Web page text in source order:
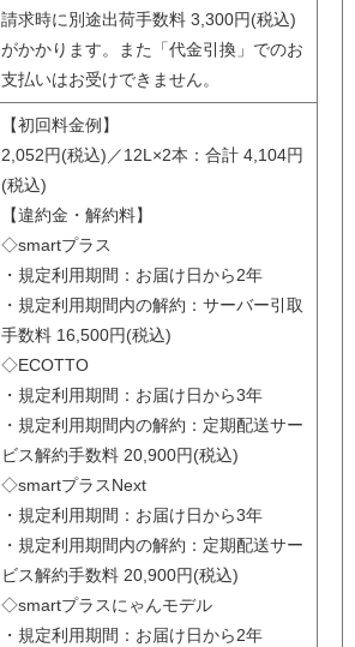
請求時に別途出荷手数料 3,300円(税込)
がかかります。また「代金引換」でのお
支払いはお受けできません。
【初回料金例】
2,052円(税込)／12L×2本：合計 4,104円
(税込)
【違約金・解約料】
◇smartプラス
・規定利用期間：お届け日から2年
・規定利用期間内の解約：サーバー引取
手数料 16,500円(税込)
◇ECOTTO
・規定利用期間：お届け日から3年
・規定利用期間内の解約：定期配送サー
ビス解約手数料 20,900円(税込)
◇smartプラスNext
・規定利用期間：お届け日から3年
・規定利用期間内の解約：定期配送サー
ビス解約手数料 20,900円(税込)
◇smartプラスにゃんモデル
・規定利用期間：お届け日から2年